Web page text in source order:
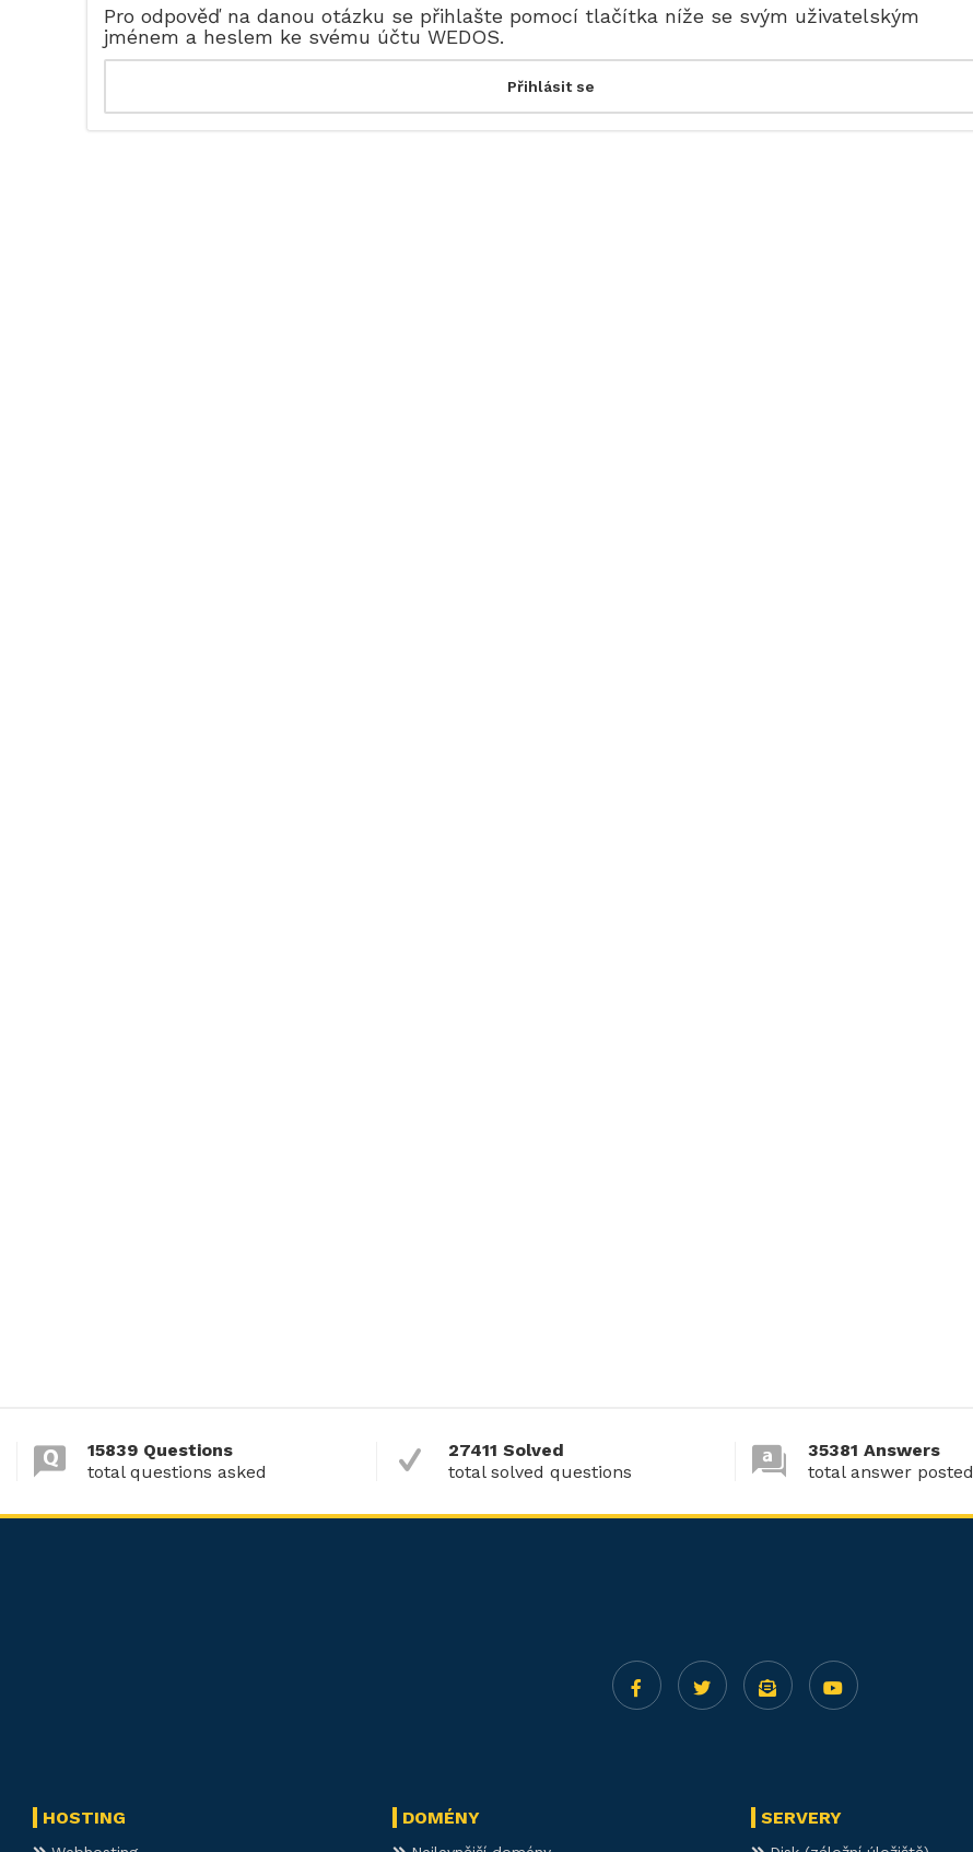
Pro odpověď na danou otázku se přihlašte pomocí tlačítka níže se svým uživatelským
jménem a heslem ke svému účtu WEDOS.
15839 Questions
total questions asked
27411 Solved
total solved questions
35381 Answers
total answer posted
HOSTING DOMÉNY SERVERY